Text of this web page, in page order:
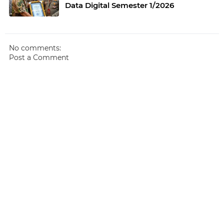
Data Digital Semester 1/2026
No comments:
Post a Comment